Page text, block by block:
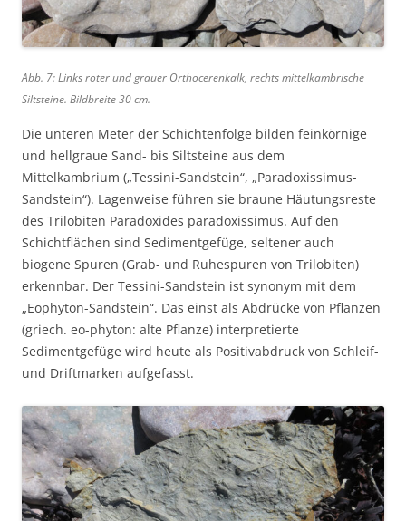
Abb. 7: Links roter und grauer Orthocerenkalk, rechts mittelkambrische
Siltsteine. Bildbreite 30 cm.
Die unteren Meter der Schichtenfolge bilden feinkörnige
und hellgraue Sand- bis Siltsteine aus dem
Mittelkambrium („Tessini-Sandstein“, „Paradoxissimus-
Sandstein“). Lagenweise führen sie braune Häutungsreste
des Trilobiten Paradoxides paradoxissimus. Auf den
Schichtflächen sind Sedimentgefüge, seltener auch
biogene Spuren (Grab- und Ruhespuren von Trilobiten)
erkennbar. Der Tessini-Sandstein ist synonym mit dem
„Eophyton-Sandstein“. Das einst als Abdrücke von Pflanzen
(griech. eo-phyton: alte Pflanze) interpretierte
Sedimentgefüge wird heute als Positivabdruck von Schleif-
und Driftmarken aufgefasst.